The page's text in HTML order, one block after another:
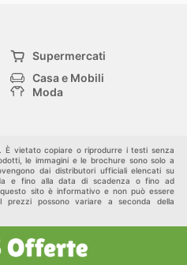
Supermercati
Casa e Mobili
Moda
vietato copiare o riprodurre i testi senza
le immagini e le brochure sono solo a
dai distributori ufficiali elencati su
e fino alla data di scadenza o fino ad
sito è informativo e non può essere
possono variare a seconda della